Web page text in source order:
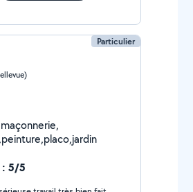
Particulier
: 5/5